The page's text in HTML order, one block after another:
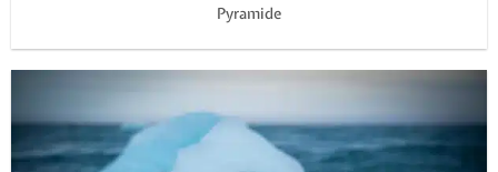
Pyramide